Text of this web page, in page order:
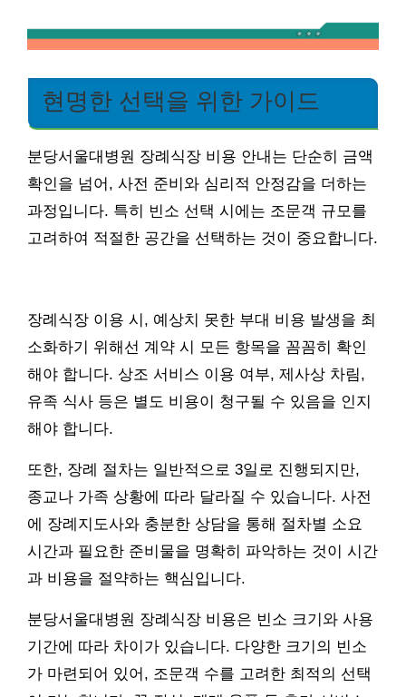
현명한 선택을 위한 가이드
분당서울대병원 장례식장 비용 안내는 단순히 금액
확인을 넘어, 사전 준비와 심리적 안정감을 더하는
과정입니다. 특히 빈소 선택 시에는 조문객 규모를
고려하여 적절한 공간을 선택하는 것이 중요합니다.
장례식장 이용 시, 예상치 못한 부대 비용 발생을 최
소화하기 위해선 계약 시 모든 항목을 꼼꼼히 확인
해야 합니다. 상조 서비스 이용 여부, 제사상 차림,
유족 식사 등은 별도 비용이 청구될 수 있음을 인지
해야 합니다.
또한, 장례 절차는 일반적으로 3일로 진행되지만,
종교나 가족 상황에 따라 달라질 수 있습니다. 사전
에 장례지도사와 충분한 상담을 통해 절차별 소요
시간과 필요한 준비물을 명확히 파악하는 것이 시간
과 비용을 절약하는 핵심입니다.
분당서울대병원 장례식장 비용은 빈소 크기와 사용
기간에 따라 차이가 있습니다. 다양한 크기의 빈소
가 마련되어 있어, 조문객 수를 고려한 최적의 선택